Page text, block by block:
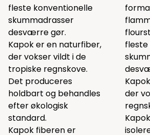
fleste konventionelle
skummadrasser
desværre gør.
Kapok er en naturfiber,
der vokser vildt i de
tropiske regnskove.
Det produceres
holdbart og behandles
efter økologisk
standard.
Kapok fiberen er
fleste
der